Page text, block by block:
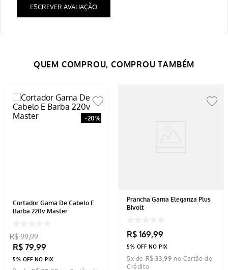
ESCREVER AVALIAÇÃO
-20%
Cortador Gama De Cabelo E
Barba 220v Master
R$ 99,99
R$ 79,99
5% OFF NO PIX
Prancha Gama Eleganza Plus
Bivolt
R$ 169,99
5% OFF NO PIX
5x de R$ 33 ,99